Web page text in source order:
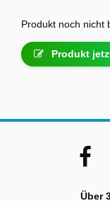
Produkt noch nicht
Produkt
Über